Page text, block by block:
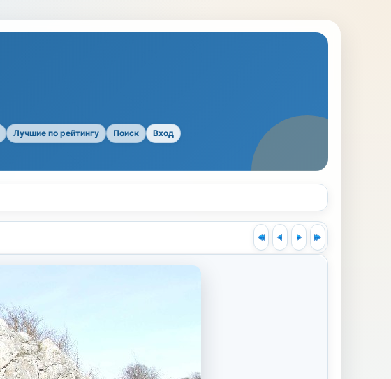
Лучшие по рейтингу Поиск Вход